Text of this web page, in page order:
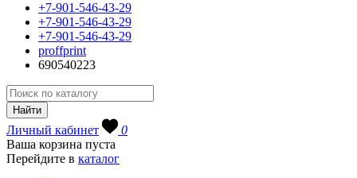
+7-901-546-43-29
+7-901-546-43-29
+7-901-546-43-29
proffprint
690540223
Личный кабинет
0
Ваша корзина пуста
Перейдите в каталог